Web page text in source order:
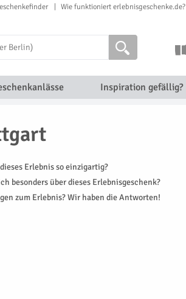
Wie funktioniert erlebnisgeschenke.de?
Inspiration gefällig?
Erlebnis so einzigartig?
besonders über dieses Erlebnisgeschenk?
zum Erlebnis? Wir haben die Antworten!